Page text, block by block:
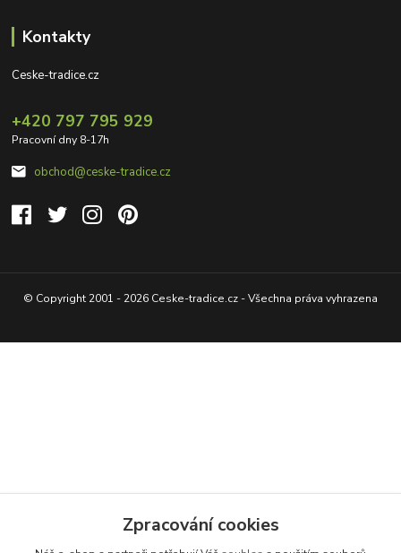
Kontakty
Ceske-tradice.cz
+420 797 795 929
Pracovní dny 8-17h
obchod@ceske-tradice.cz
© Copyright 2001 - 2026 Ceske-tradice.cz - Všechna práva vyhrazena
Zpracování cookies